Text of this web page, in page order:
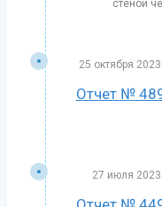
стеной
25 октября 2023
Отчет №
27 июля 2023